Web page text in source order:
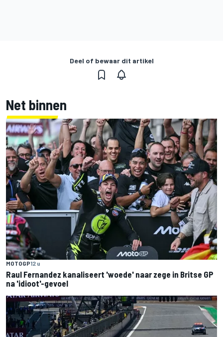
Deel of bewaar dit artikel
Net binnen
MOTOGP12 u
Raul Fernandez kanaliseert 'woede' naar zege in Britse GP
na 'idioot'-gevoel